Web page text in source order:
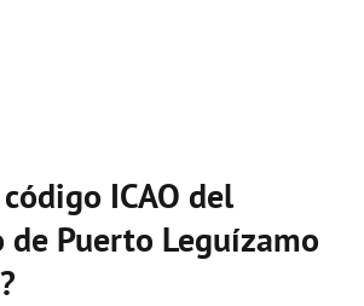
ICAO del
Puerto Leguízamo